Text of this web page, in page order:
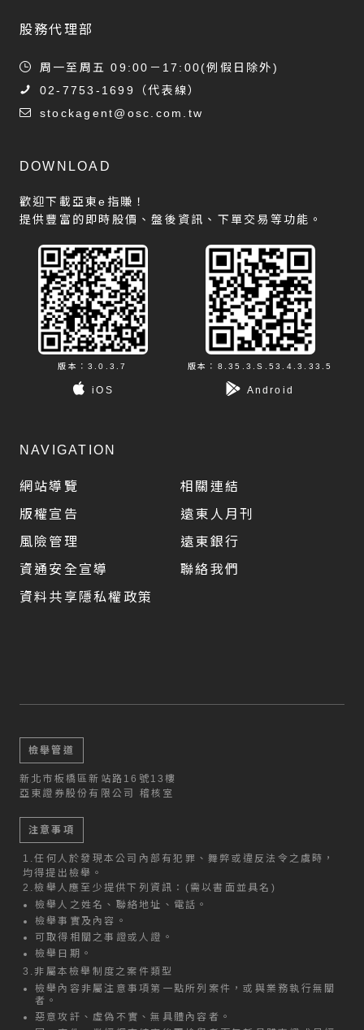
股務代理部
周一至周五 09:00－17:00(例假日除外)
02-7753-1699
（代表線）
stockagent@osc.com.tw
DOWNLOAD
歡迎下載亞東e指賺！
提供豐富的即時股價、盤後資訊、下單交易等功能。
版本：3.0.3.7
iOS
版本：8.35.3.S.53.4.3.33.5
Android
NAVIGATION
網站導覽
版權宣告
風險管理
資通安全宣導
資料共享隱私權政策
相關連結
遠東人月刊
遠東銀行
聯絡我們
檢舉管道
新北市板橋區新站路16號13樓
亞東證券股份有限公司 稽核室
注意事項
1.任何人於發現本公司內部有犯罪、舞弊或違反法令之虞時，
均得提出檢舉。
2.檢舉人應至少提供下列資訊：(需以書面並具名)
檢舉人之姓名、聯絡地址、電話。
檢舉事實及內容。
可取得相關之事證或人證。
檢舉日期。
3.非屬本檢舉制度之案件類型
檢舉內容非屬注意事項第一點所列案件，或與業務執行無關
者。
惡意攻訐、虛偽不實、無具體內容者。